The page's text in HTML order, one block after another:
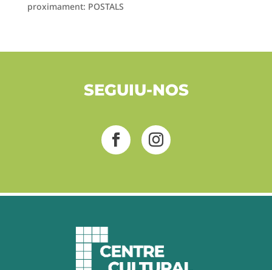
proximament: POSTALS
SEGUIU-NOS